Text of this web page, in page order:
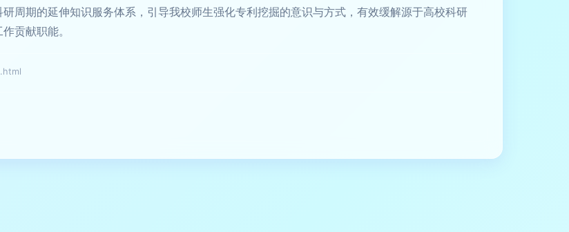
周期的延伸知识服务体系，引导我校师生强化专利挖掘的意识与方式，有效缓解源于高校科研
贡献职能。